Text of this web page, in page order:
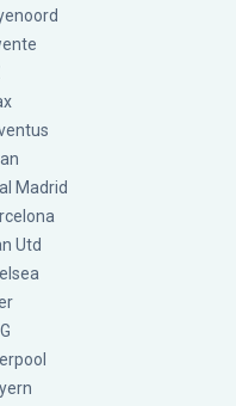
Madrid
Utd